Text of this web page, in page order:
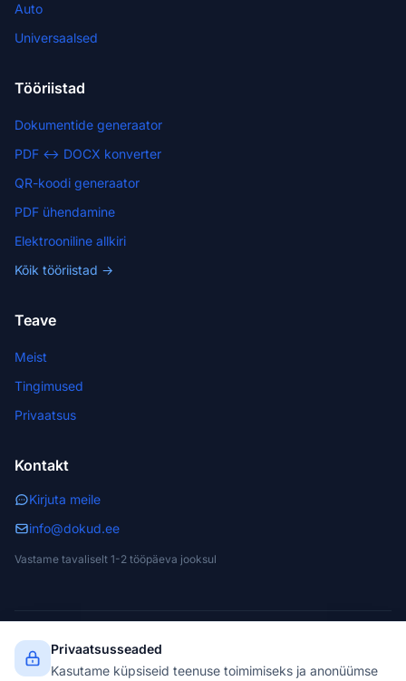
Auto
Universaalsed
Tööriistad
Dokumentide generaator
PDF ↔ DOCX konverter
QR-koodi generaator
PDF ühendamine
Elektrooniline allkiri
Kõik tööriistad →
Teave
Meist
Tingimused
Privaatsus
Kontakt
Kirjuta meile
info@dokud.ee
Vastame tavaliselt 1-2 tööpäeva jooksul
© 2026 dokud.ee. Kõik õigused kaitstud.
NET Partner OÜ · Reg. 11299597 · Narva, Estonia
Privaatsusseaded
Kasutame küpsiseid teenuse toimimiseks ja anonüümse